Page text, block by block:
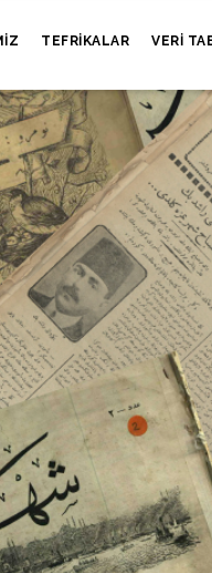
TEFRIKALAR VERI